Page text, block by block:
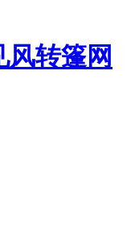
风转篷网